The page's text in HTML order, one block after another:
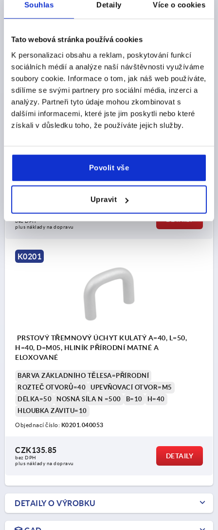
Souhlas Detaily Více o cookies
Tato webová stránka používá cookies
K personalizaci obsahu a reklam, poskytování funkcí
sociálních médií a analýze naší návštěvnosti využíváme
soubory cookie. Informace o tom, jak náš web používáte,
sdílíme se svými partnery pro sociální média, inzerci a
analýzy. Partneři tyto údaje mohou zkombinovat s
dalšími informacemi, které jste jim poskytli nebo které
získali v důsledku toho, že používáte jejich služby.
Povolit vše
Upravit
K0201
PRSTOVÝ TŘEMNOVÝ ÚCHYT KULATÝ A=40, L=48,
H=32, D=M04, HLINÍK PŘÍRODNÍ MATNÉ A
ELOXOVANÉ
Objednací číslo:K0201.040043
CZK135.85
bez DPH
plus náklady na dopravu
DETAILY
K0201
PRSTOVÝ TŘEMNOVÝ ÚCHYT KULATÝ A=40, L=50,
H=40, D=M05, HLINÍK PŘÍRODNÍ MATNÉ A
ELOXOVANÉ
BARVA ZÁKLADNÍHO TĚLESA=PŘÍRODNÍ
ROZTEČ OTVORŮ=40
UPEVŇOVACÍ OTVOR=M5
DÉLKA=50
NOSNÁ SÍLA N =500 B=10
H=40
HLOUBKA ZÁVITU=10
Objednací číslo: K0201.040053
CZK135.85
bez DPH
plus náklady na dopravu
DETAILY
DETAILY O VÝROBKU